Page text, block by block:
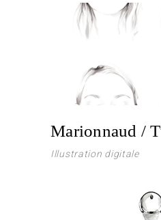
Marionnaud /
Illustration digitale